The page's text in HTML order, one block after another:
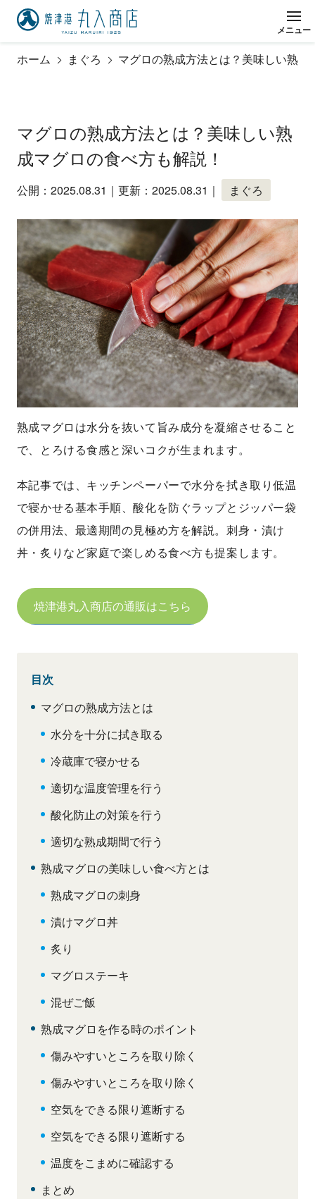
メニ ュ ー
ホーム まぐろ マグロの熟成方法とは？美味しい熟
マグロの熟成方法とは？美味しい熟
成マグロの食べ方も解説！
公開：2025.08.31｜更新：2025.08.31｜ まぐろ
熟成マグロは水分を抜いて旨み成分を凝縮させること
で、とろける食感と深いコクが生まれます。
本記事では、キッチンペーパーで水分を拭き取り低温
で寝かせる基本手順、酸化を防ぐラップとジッパー袋
の併用法、最適期間の見極め方を解説。刺身・漬け
丼・炙りなど家庭で楽しめる食べ方も提案します。
焼津港丸入商店の通販はこちら
目次
マグロの熟成方法とは
水分を十分に拭き取る
冷蔵庫で寝かせる
適切な温度管理を行う
酸化防止の対策を行う
適切な熟成期間で行う
熟成マグロの美味しい食べ方とは
熟成マグロの刺身
漬けマグロ丼
炙り
マグロステーキ
混ぜご飯
熟成マグロを作る時のポイント
傷みやすいところを取り除く
傷みやすいところを取り除く
空気をできる限り遮断する
空気をできる限り遮断する
温度をこまめに確認する
まとめ